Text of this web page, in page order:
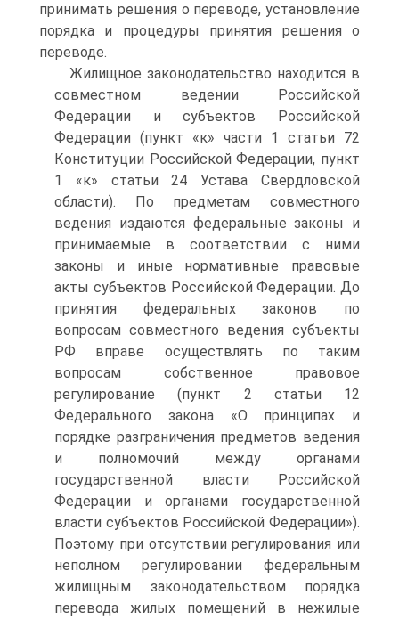
принимать решения о переводе, установление
порядка и процедуры принятия решения о
переводе.
Жилищное законодательство находится в
совместном ведении Российской
Федерации и субъектов Российской
Федерации (пункт «к» части 1 статьи 72
Конституции Российской Федерации, пункт
1 «к» статьи 24 Устава Свердловской
области). По предметам совместного
ведения издаются федеральные законы и
принимаемые в соответствии с ними
законы и иные нормативные правовые
акты субъектов Российской Федерации. До
принятия федеральных законов по
вопросам совместного ведения субъекты
РФ вправе осуществлять по таким
вопросам собственное правовое
регулирование (пункт 2 статьи 12
Федерального закона «О принципах и
порядке разграничения предметов ведения
и полномочий между органами
государственной власти Российской
Федерации и органами государственной
власти субъектов Российской Федерации»).
Поэтому при отсутствии регулирования или
неполном регулировании федеральным
жилищным законодательством порядка
перевода жилых помещений в нежилые